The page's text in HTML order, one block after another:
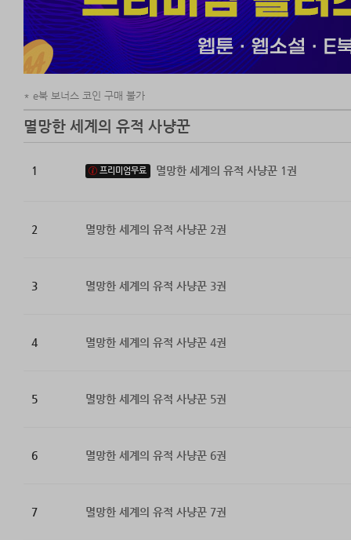
e북 보너스 코인 구매 불가
멸망한 세계의 유적 사냥꾼
1 프리미엄무료 멸망한 세계의 유적 사냥꾼 1권
2 멸망한 세계의 유적 사냥꾼 2권
3 멸망한 세계의 유적 사냥꾼 3권
4 멸망한 세계의 유적 사냥꾼 4권
5 멸망한 세계의 유적 사냥꾼 5권
6 멸망한 세계의 유적 사냥꾼 6권
7 멸망한 세계의 유적 사냥꾼 7권